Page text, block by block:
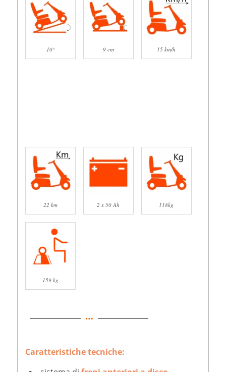
10° 9 cm 15 km/h
22 km 2 x 50 Ah 118kg
159 kg
Caratteristiche tecniche: